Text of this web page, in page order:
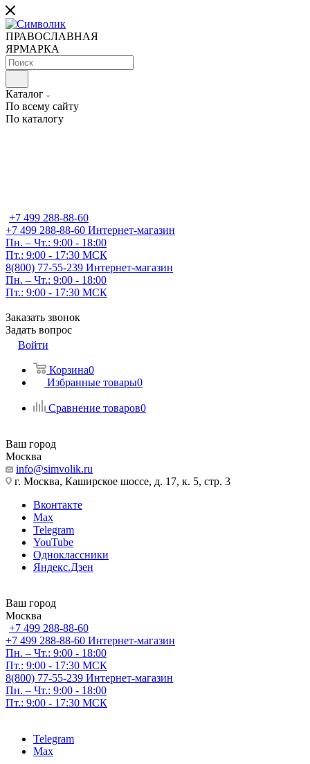
ПРАВОСЛАВНАЯ
ЯРМАРКА
Каталог
По всему сайту
По каталогу
+7 499 288-88-60
+7 499 288-88-60 Интернет-магазин
Пн. – Чт.: 9:00 - 18:00
Пт.: 9:00 - 17:30 МСК
8(800) 77-55-239 Интернет-магазин
Пн. – Чт.: 9:00 - 18:00
Пт.: 9:00 - 17:30 МСК
Заказать звонок
Задать вопрос
Войти
Корзина0
Избранные товары0
Сравнение товаров0
Ваш город
Москва
info@simvolik.ru
г. Москва, Каширское шоссе, д. 17, к. 5, стр. 3
Вконтакте
Max
Telegram
YouTube
Одноклассники
Яндекс.Дзен
Ваш город
Москва
+7 499 288-88-60
+7 499 288-88-60 Интернет-магазин
Пн. – Чт.: 9:00 - 18:00
Пт.: 9:00 - 17:30 МСК
8(800) 77-55-239 Интернет-магазин
Пн. – Чт.: 9:00 - 18:00
Пт.: 9:00 - 17:30 МСК
Telegram
Max